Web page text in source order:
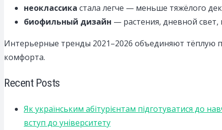
неоклассика стала легче — меньше тяжёлого
биофильный дизайн — растения, дневной
Интерьерные тренды 2021–2026 объединяют тёплую
комфорта.
Recent Posts
Як українським абітурієнтам підготуватися до
вступ до університету